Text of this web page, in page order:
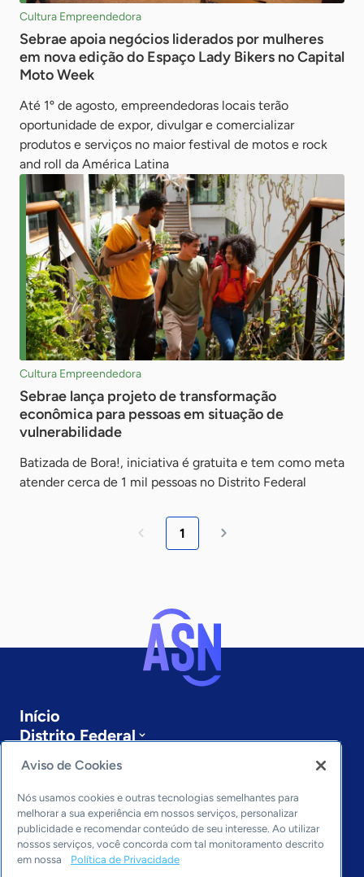
Cultura Empreendedora
Sebrae apoia negócios liderados por mulheres
em nova edição do Espaço Lady Bikers no Capital
Moto Week
Até 1º de agosto, empreendedoras locais terão
oportunidade de expor, divulgar e comercializar
produtos e serviços no maior festival de motos e rock
and roll da América Latina
Cultura Empreendedora
Sebrae lança projeto de transformação
econômica para pessoas em situação de
vulnerabilidade
Batizada de Bora!, iniciativa é gratuita e tem como meta
atender cerca de 1 mil pessoas no Distrito Federal
1
Início
Distrito Federal
Últimas notícias
Entre em contato
Editorias
Economia & Política
Inovação & Tecnologia
Aviso de Cookies
Nós usamos cookies e outras tecnologias semelhantes para
melhorar a sua experiência em nossos serviços, personalizar
publicidade e recomendar conteúdo de seu interesse. Ao utilizar
nossos serviços, você concorda com tal monitoramento descrito
em nossa
Política de Privacidade